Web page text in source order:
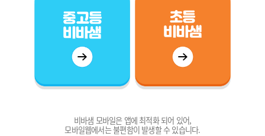
비바샘 모바일은 앱에 최적화 되어 있어,
모바일웹에서는 불편함이 발생할 수 있습니다.